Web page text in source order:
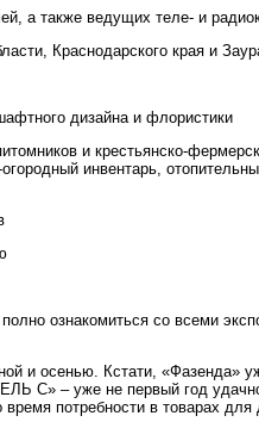
а также ведущих теле- и
Краснодарского края и
дизайна и флористики
и крестьянско-
инвентарь,
ознакомиться со всеми
и осенью. Кстати, «Фазенда»
С» – уже не первый год
потребности в товарах для